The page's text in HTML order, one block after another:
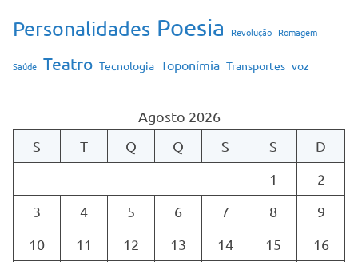
Personalidades Poesia Revolução Romagem
Saúde Teatro Tecnologia Toponímia Transportes voz
Agosto 2026
S
T Q Q S S
D
1
2
3
4 5 6 7 8
9
10
11 12 13 14 15
16